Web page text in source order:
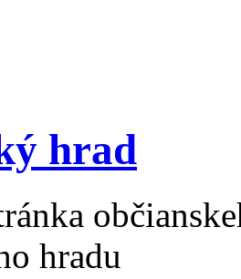
hrad
hradu